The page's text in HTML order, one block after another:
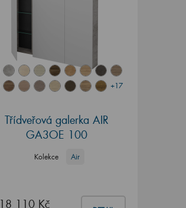
+17
Třídveřová galerka AIR
GA3OE 100
Kolekce Air
18 110 Kč